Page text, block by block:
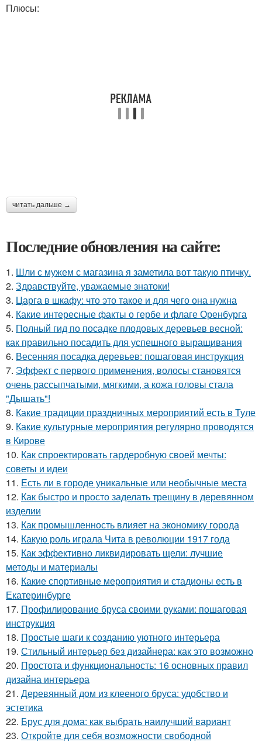
Плюсы:
читать дальше →
Последние обновления на сайте:
1. Шли с мужем с магазина я заметила вот такую птичку.
2. Здравствуйте, уважаемые знатоки!
3. Царга в шкафу: что это такое и для чего она нужна
4. Какие интересные факты о гербе и флаге Оренбурга
5. Полный гид по посадке плодовых деревьев весной:
как правильно посадить для успешного выращивания
6. Весенняя посадка деревьев: пошаговая инструкция
7. Эффект с первого применения, волосы становятся
очень рассыпчатыми, мягкими, а кожа головы стала
"Дышать"!
8. Какие традиции праздничных мероприятий есть в Туле
9. Какие культурные мероприятия регулярно проводятся
в Кирове
10. Как спроектировать гардеробную своей мечты:
советы и идеи
11. Есть ли в городе уникальные или необычные места
12. Как быстро и просто заделать трещину в деревянном
изделии
13. Как промышленность влияет на экономику города
14. Какую роль играла Чита в революции 1917 года
15. Как эффективно ликвидировать щели: лучшие
методы и материалы
16. Какие спортивные мероприятия и стадионы есть в
Екатеринбурге
17. Профилирование бруса своими руками: пошаговая
инструкция
18. Простые шаги к созданию уютного интерьера
19. Стильный интерьер без дизайнера: как это возможно
20. Простота и функциональность: 16 основных правил
дизайна интерьера
21. Деревянный дом из клееного бруса: удобство и
эстетика
22. Брус для дома: как выбрать наилучший вариант
23. Откройте для себя возможности свободной